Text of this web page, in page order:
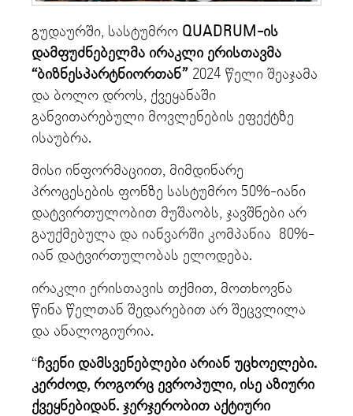
გუდაურში, სასტუმრო QUADRUM-ის
დამფუძნებელმა ირაკლი ერისთავმა
“ბიზნესპარტნიორთან” 2024 წელი შეაჯამა
და ბოლო დროს, ქვეყანაში
განვითარებული მოვლენების ეფექტზე
ისაუბრა.
მისი ინფორმაციით, მიმდინარე
პროცესების ფონზე სასტუმრო 50%-იანი
დატვირთულობით მუშაობს, ჯავშნები არ
გაუქმებულა და იანვარში კომპანია 80%-
იან დატვირთულობას ელოდება.
ირაკლი ერისთავის თქმით, მოთხოვნა
წინა წელთან შედარებით არ შეცვლილა
და ანალოგიურია.
“ჩვენი დამსვენებლები არიან უცხოელები.
კერძოდ, როგორც ევროპული, ისე აზიური
ქვეყნებიდან. ჯერჯერობით აქტიური